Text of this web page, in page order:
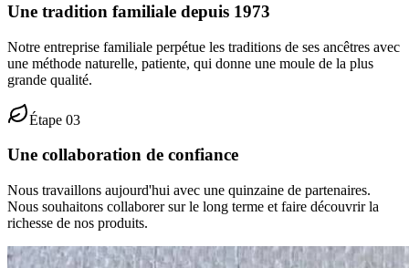
Une tradition familiale depuis 1973
Notre entreprise familiale perpétue les traditions de ses ancêtres avec
une méthode naturelle, patiente, qui donne une moule de la plus
grande qualité.
Étape 03
Une collaboration de confiance
Nous travaillons aujourd'hui avec une quinzaine de partenaires.
Nous souhaitons collaborer sur le long terme et faire découvrir la
richesse de nos produits.